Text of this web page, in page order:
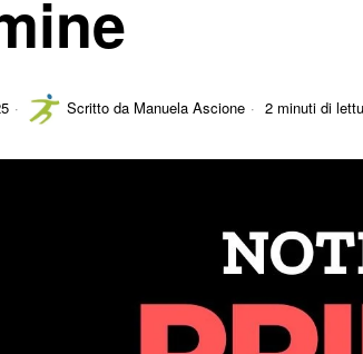
Scritto da Manuela Ascione 2 minuti di